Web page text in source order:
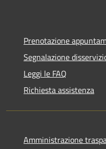
Prenotazione
Segnalazione
Leggi le FAQ
Richiesta assistenza
Amministrazione